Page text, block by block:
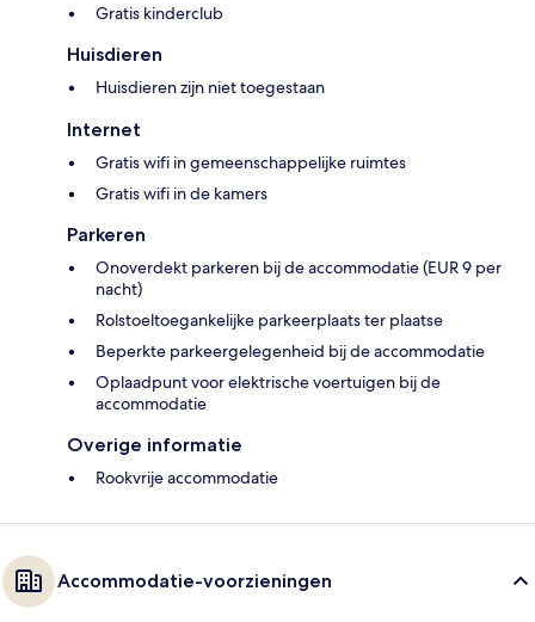
Gratis kinderclub
Huisdieren
Huisdieren zijn niet toegestaan
Internet
Gratis wifi in gemeenschappelijke ruimtes
Gratis wifi in de kamers
Parkeren
Onoverdekt parkeren bij de accommodatie (EUR 9 per
nacht)
Rolstoeltoegankelijke parkeerplaats ter plaatse
Beperkte parkeergelegenheid bij de accommodatie
Oplaadpunt voor elektrische voertuigen bij de
accommodatie
Overige informatie
Rookvrije accommodatie
Accommodatie-voorzieningen